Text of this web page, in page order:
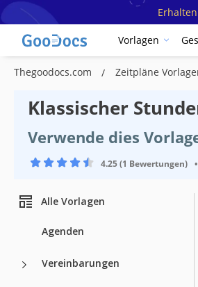
Vorlagen
Thegoodocs.com Zeitpläne
Klassischer
Verwende dies
4.25 (1 Bewertungen) •
Alle Vorlagen
Agenden
Vereinbarungen